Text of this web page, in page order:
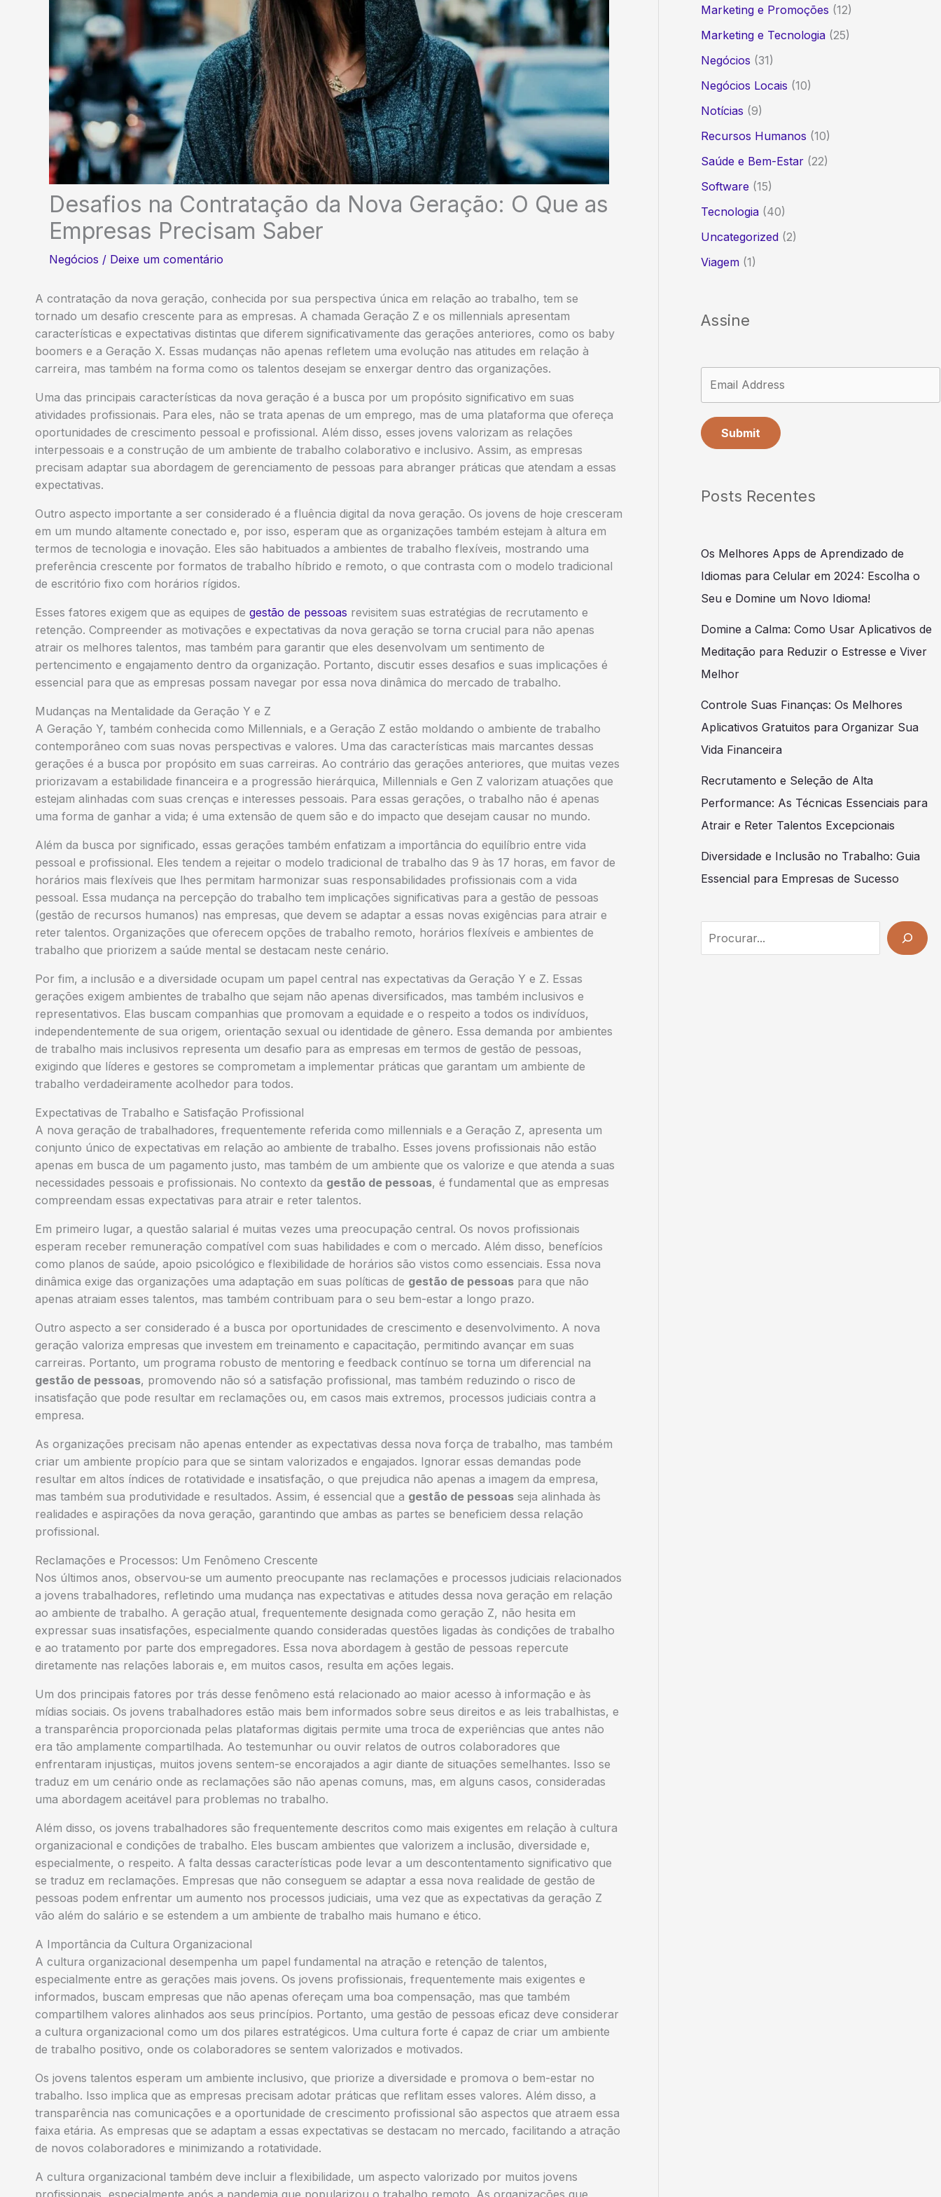
Desafios na Contratação da Nova Geração: O Que as
Empresas Precisam Saber
Negócios / Deixe um comentário
A contratação da nova geração, conhecida por sua perspectiva única em relação ao trabalho, tem se
tornado um desafio crescente para as empresas. A chamada Geração Z e os millennials apresentam
características e expectativas distintas que diferem significativamente das gerações anteriores, como os baby
boomers e a Geração X. Essas mudanças não apenas refletem uma evolução nas atitudes em relação à
carreira, mas também na forma como os talentos desejam se enxergar dentro das organizações.
Uma das principais características da nova geração é a busca por um propósito significativo em suas
atividades profissionais. Para eles, não se trata apenas de um emprego, mas de uma plataforma que ofereça
oportunidades de crescimento pessoal e profissional. Além disso, esses jovens valorizam as relações
interpessoais e a construção de um ambiente de trabalho colaborativo e inclusivo. Assim, as empresas
precisam adaptar sua abordagem de gerenciamento de pessoas para abranger práticas que atendam a essas
expectativas.
Outro aspecto importante a ser considerado é a fluência digital da nova geração. Os jovens de hoje cresceram
em um mundo altamente conectado e, por isso, esperam que as organizações também estejam à altura em
termos de tecnologia e inovação. Eles são habituados a ambientes de trabalho flexíveis, mostrando uma
preferência crescente por formatos de trabalho híbrido e remoto, o que contrasta com o modelo tradicional
de escritório fixo com horários rígidos.
Esses fatores exigem que as equipes de gestão de pessoas revisitem suas estratégias de recrutamento e
retenção. Compreender as motivações e expectativas da nova geração se torna crucial para não apenas
atrair os melhores talentos, mas também para garantir que eles desenvolvam um sentimento de
pertencimento e engajamento dentro da organização. Portanto, discutir esses desafios e suas implicações é
essencial para que as empresas possam navegar por essa nova dinâmica do mercado de trabalho.
Mudanças na Mentalidade da Geração Y e Z
A Geração Y, também conhecida como Millennials, e a Geração Z estão moldando o ambiente de trabalho
contemporâneo com suas novas perspectivas e valores. Uma das características mais marcantes dessas
gerações é a busca por propósito em suas carreiras. Ao contrário das gerações anteriores, que muitas vezes
priorizavam a estabilidade financeira e a progressão hierárquica, Millennials e Gen Z valorizam atuações que
estejam alinhadas com suas crenças e interesses pessoais. Para essas gerações, o trabalho não é apenas
uma forma de ganhar a vida; é uma extensão de quem são e do impacto que desejam causar no mundo.
Além da busca por significado, essas gerações também enfatizam a importância do equilíbrio entre vida
pessoal e profissional. Eles tendem a rejeitar o modelo tradicional de trabalho das 9 às 17 horas, em favor de
horários mais flexíveis que lhes permitam harmonizar suas responsabilidades profissionais com a vida
pessoal. Essa mudança na percepção do trabalho tem implicações significativas para a gestão de pessoas
(gestão de recursos humanos) nas empresas, que devem se adaptar a essas novas exigências para atrair e
reter talentos. Organizações que oferecem opções de trabalho remoto, horários flexíveis e ambientes de
trabalho que priorizem a saúde mental se destacam neste cenário.
Por fim, a inclusão e a diversidade ocupam um papel central nas expectativas da Geração Y e Z. Essas
gerações exigem ambientes de trabalho que sejam não apenas diversificados, mas também inclusivos e
representativos. Elas buscam companhias que promovam a equidade e o respeito a todos os indivíduos,
independentemente de sua origem, orientação sexual ou identidade de gênero. Essa demanda por ambientes
de trabalho mais inclusivos representa um desafio para as empresas em termos de gestão de pessoas,
exigindo que líderes e gestores se comprometam a implementar práticas que garantam um ambiente de
trabalho verdadeiramente acolhedor para todos.
Expectativas de Trabalho e Satisfação Profissional
A nova geração de trabalhadores, frequentemente referida como millennials e a Geração Z, apresenta um
conjunto único de expectativas em relação ao ambiente de trabalho. Esses jovens profissionais não estão
apenas em busca de um pagamento justo, mas também de um ambiente que os valorize e que atenda a suas
necessidades pessoais e profissionais. No contexto da gestão de pessoas, é fundamental que as empresas
compreendam essas expectativas para atrair e reter talentos.
Em primeiro lugar, a questão salarial é muitas vezes uma preocupação central. Os novos profissionais
esperam receber remuneração compatível com suas habilidades e com o mercado. Além disso, benefícios
como planos de saúde, apoio psicológico e flexibilidade de horários são vistos como essenciais. Essa nova
dinâmica exige das organizações uma adaptação em suas políticas de gestão de pessoas para que não
apenas atraiam esses talentos, mas também contribuam para o seu bem-estar a longo prazo.
Outro aspecto a ser considerado é a busca por oportunidades de crescimento e desenvolvimento. A nova
geração valoriza empresas que investem em treinamento e capacitação, permitindo avançar em suas
carreiras. Portanto, um programa robusto de mentoring e feedback contínuo se torna um diferencial na
gestão de pessoas, promovendo não só a satisfação profissional, mas também reduzindo o risco de
insatisfação que pode resultar em reclamações ou, em casos mais extremos, processos judiciais contra a
empresa.
As organizações precisam não apenas entender as expectativas dessa nova força de trabalho, mas também
criar um ambiente propício para que se sintam valorizados e engajados. Ignorar essas demandas pode
resultar em altos índices de rotatividade e insatisfação, o que prejudica não apenas a imagem da empresa,
mas também sua produtividade e resultados. Assim, é essencial que a gestão de pessoas seja alinhada às
realidades e aspirações da nova geração, garantindo que ambas as partes se beneficiem dessa relação
profissional.
Reclamações e Processos: Um Fenômeno Crescente
Nos últimos anos, observou-se um aumento preocupante nas reclamações e processos judiciais relacionados
a jovens trabalhadores, refletindo uma mudança nas expectativas e atitudes dessa nova geração em relação
ao ambiente de trabalho. A geração atual, frequentemente designada como geração Z, não hesita em
expressar suas insatisfações, especialmente quando consideradas questões ligadas às condições de trabalho
e ao tratamento por parte dos empregadores. Essa nova abordagem à gestão de pessoas repercute
diretamente nas relações laborais e, em muitos casos, resulta em ações legais.
Um dos principais fatores por trás desse fenômeno está relacionado ao maior acesso à informação e às
mídias sociais. Os jovens trabalhadores estão mais bem informados sobre seus direitos e as leis trabalhistas, e
a transparência proporcionada pelas plataformas digitais permite uma troca de experiências que antes não
era tão amplamente compartilhada. Ao testemunhar ou ouvir relatos de outros colaboradores que
enfrentaram injustiças, muitos jovens sentem-se encorajados a agir diante de situações semelhantes. Isso se
traduz em um cenário onde as reclamações são não apenas comuns, mas, em alguns casos, consideradas
uma abordagem aceitável para problemas no trabalho.
Além disso, os jovens trabalhadores são frequentemente descritos como mais exigentes em relação à cultura
organizacional e condições de trabalho. Eles buscam ambientes que valorizem a inclusão, diversidade e,
especialmente, o respeito. A falta dessas características pode levar a um descontentamento significativo que
se traduz em reclamações. Empresas que não conseguem se adaptar a essa nova realidade de gestão de
pessoas podem enfrentar um aumento nos processos judiciais, uma vez que as expectativas da geração Z
vão além do salário e se estendem a um ambiente de trabalho mais humano e ético.
A Importância da Cultura Organizacional
A cultura organizacional desempenha um papel fundamental na atração e retenção de talentos,
especialmente entre as gerações mais jovens. Os jovens profissionais, frequentemente mais exigentes e
informados, buscam empresas que não apenas ofereçam uma boa compensação, mas que também
compartilhem valores alinhados aos seus princípios. Portanto, uma gestão de pessoas eficaz deve considerar
a cultura organizacional como um dos pilares estratégicos. Uma cultura forte é capaz de criar um ambiente
de trabalho positivo, onde os colaboradores se sentem valorizados e motivados.
Os jovens talentos esperam um ambiente inclusivo, que priorize a diversidade e promova o bem-estar no
trabalho. Isso implica que as empresas precisam adotar práticas que reflitam esses valores. Além disso, a
transparência nas comunicações e a oportunidade de crescimento profissional são aspectos que atraem essa
faixa etária. As empresas que se adaptam a essas expectativas se destacam no mercado, facilitando a atração
de novos colaboradores e minimizando a rotatividade.
A cultura organizacional também deve incluir a flexibilidade, um aspecto valorizado por muitos jovens
profissionais, especialmente após a pandemia que popularizou o trabalho remoto. As organizações que
Marketing e Promoções (12)
Marketing e Tecnologia(25)
Negócios (31)
Negócios Locais (10)
Notícias (9)
Recursos Humanos (10)
Saúde e Bem-Estar(22)
Software (15)
Tecnologia(40)
Uncategorized(2)
Viagem(1)
Assine
Submit
Posts Recentes
Os Melhores Apps de Aprendizado de
Idiomas para Celular em 2024: Escolha o
Seu e Domine um Novo Idioma!
Domine a Calma: Como Usar Aplicativos de
Meditação para Reduzir o Estresse e Viver
Melhor
Controle Suas Finanças: Os Melhores
Aplicativos Gratuitos para Organizar Sua
Vida Financeira
Recrutamento e Seleção de Alta
Performance: As Técnicas Essenciais para
Atrair e Reter Talentos Excepcionais
Diversidade e Inclusão no Trabalho: Guia
Essencial para Empresas de Sucesso
Search